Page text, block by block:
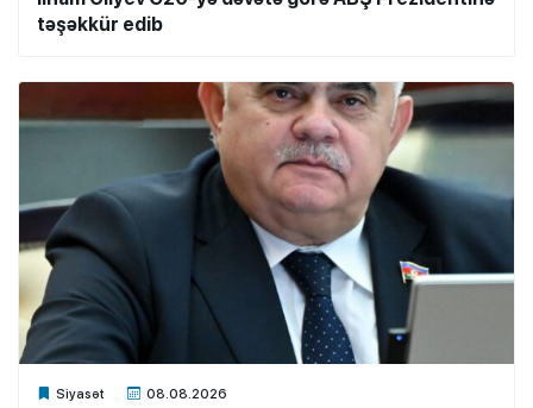
təşəkkür edib
Siyasət 08.08.2026
Xalq.Online